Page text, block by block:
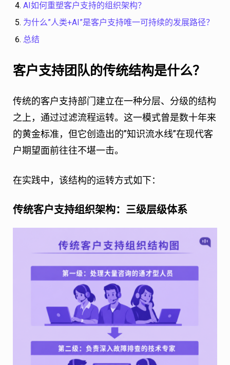
AI如何重塑客户支持的组织架构？
为什么”人类+AI”是客户支持唯一可持续的发展路径？
总结
客户支持团队的传统结构是什么？
传统的客户支持部门建立在一种分层、分级的结构
之上，通过过滤流程运转。这一模式曾是数十年来
的黄金标准，但它创造出的”知识流水线”在现代客
户期望面前往往不堪一击。
在实践中，该结构的运转方式如下：
传统客户支持组织架构：三级层级体系